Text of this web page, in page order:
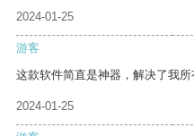
2024-01-25
游客
这款软件简直是神器，解决了我所
2024-01-25